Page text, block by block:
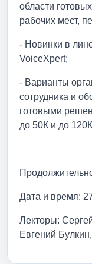
области
рабочих мест,
- Новинки в
VoiceXpert;
- Варианты
сотрудника и
готовыми
до 50К и до
Дата и время:
Лекторы:
Евгений